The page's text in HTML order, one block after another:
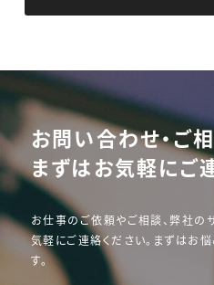
お問い合わせ・ご
まずはお気軽にご
お仕事のご依頼やご相談、弊社の
気軽にご連絡ください。まずはお
す。